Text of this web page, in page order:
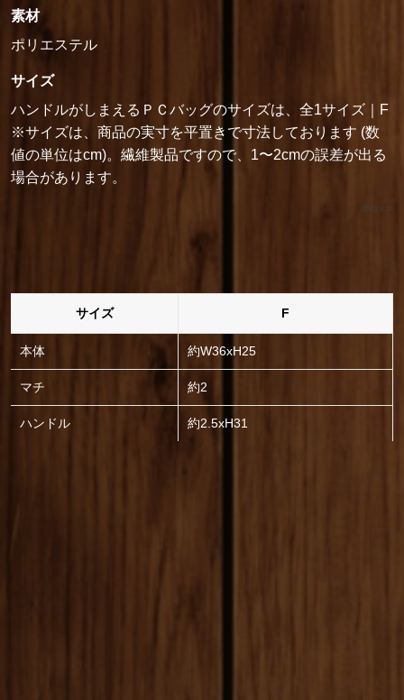
素材
ポリエステル
サイズ
ハンドルがしまえるＰＣバッグのサイズは、全1サイズ｜F
※サイズは、商品の実寸を平置きで寸法しております (数
値の単位はcm)。繊維製品ですので、1〜2cmの誤差が出る
場合があります。
単位:cm
サイズ F
本体 約W36xH25
マチ 約2
ハンドル 約2.5xH31